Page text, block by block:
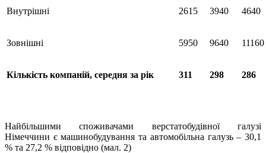
Внутрішні 2615 3940 4640
Зовнішні 5950 9640 11160
Кількість компаній, середня за рік 311 298 286
Найбільшими споживачами верстатобудівної галузі
Німеччини є машинобудування та автомобільна галузь – 30,1
% та 27,2 % відповідно (мал. 2)